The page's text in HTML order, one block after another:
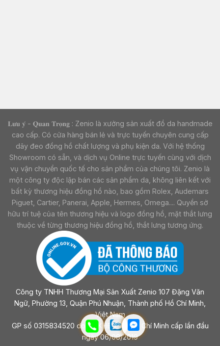
𝐋𝐮̛𝐮 𝐲́ - 𝐐𝐮𝐚𝐧 𝐓𝐫𝐨̣𝐧𝐠 : Zenio là xưởng sản xuất đồ da handmade
cao cấp. Có cửa hàng bán lẻ và trực tuyến chuyên cung cấp
dây đeo đồng hồ chất lượng và phụ kiện da. Với hệ thống
Showroom có sẵn, và dịch vụ Online trực tuyến cùng với dịch
vụ vận chuyển quốc tế cho sản phẩm của chúng tôi. Zenio là
một công ty độc lập bán các sản phẩm da, không liên kết với
bất kỳ thương hiệu đồng hồ nào, bao gồm Rolex, Audemars
Piguet, Cartier, Panerai, Apple, Hermes, Omega.... Quyền sở
hữu trí tuệ của tên thương hiệu và logo đồng hồ, mặt thắt lưng
thuộc về từng thương hiệu đồng hồ, thắt lưng tương ứng.
Công ty TNHH Thương Mại Sản Xuất Zenio 107 Đặng Văn
Ngữ, Phường 13, Quận Phú Nhuận, Thành phố Hồ Chí Minh,
Việt Nam
GP số 0315834520 do sở KHĐT Tp Hồ Chí Minh cấp lần đầu
ngày 06/08/2019